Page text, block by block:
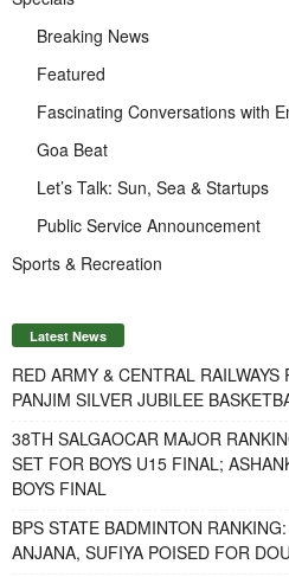
Breaking News
Featured
Fascinating Conversations with
Goa Beat
Let’s Talk: Sun, Sea & Startups
Public Service Announcement
Sports & Recreation
Latest News
RED ARMY & CENTRAL
PANJIM SILVER JUBILEE
38TH SALGAOCAR MAJOR
SET FOR BOYS U15 FINAL;
BOYS FINAL
BPS STATE BADMINTON
ANJANA, SUFIYA POISED FOR